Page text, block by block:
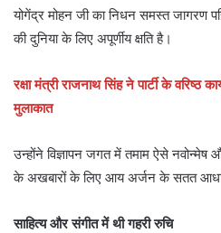
योगेंद्र मोहन जी का निधन समस्त जागरण
की दुनिया के लिए अपूर्णीय क्षति है।
रक्षा मंत्री राजनाथ सिंह ने पार्टी के वरिष्ठ
मुलाकात
उन्होंने विज्ञापन जगत में तमाम ऐसे
के अखबारों के लिए आय अर्जन के सतत आधार
साहित्य और संगीत में थी गहरी रुचि